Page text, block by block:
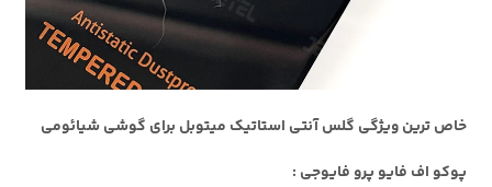
خاص ترین ویژگی گلس آنتی استاتیک میتوبل برای گوشی شیائومی
پوکو اف فایو پرو فایوجی :